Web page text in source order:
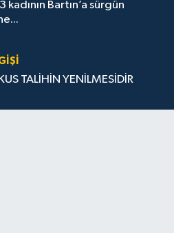
kadının Bartın’a sürgün
TALİHİN YENİLMESİDİR